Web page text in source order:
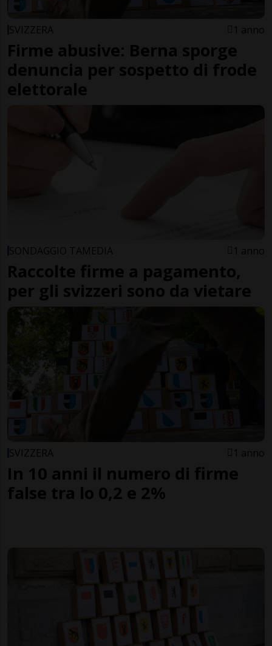
SVIZZERA 1 anno
Firme abusive: Berna sporge
denuncia per sospetto di frode
elettorale
SONDAGGIO TAMEDIA 1 anno
Raccolte firme a pagamento,
per gli svizzeri sono da vietare
SVIZZERA 1 anno
In 10 anni il numero di firme
false tra lo 0,2 e 2%